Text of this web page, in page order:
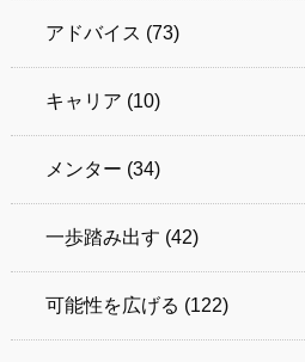
アドバイス (73)
キャリア (10)
メンター (34)
一歩踏み出す (42)
可能性を広げる (122)